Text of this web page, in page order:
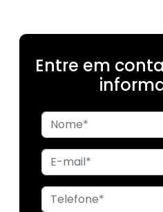
Entre em